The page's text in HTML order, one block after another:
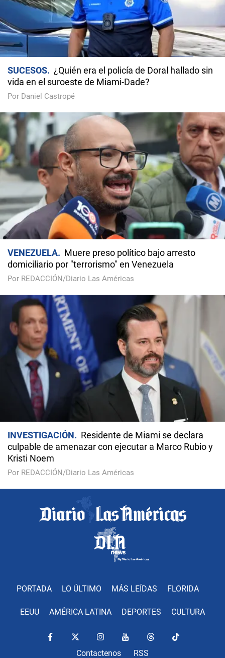
SUCESOS
¿Quién era el policía de Doral hallado sin
vida en el suroeste de Miami-Dade?
Por Daniel Castropé
VENEZUELA
Muere preso político bajo arresto
domiciliario por "terrorismo" en Venezuela
Por REDACCIÓN/Diario Las Américas
INVESTIGACIÓN
Residente de Miami se declara
culpable de amenazar con ejecutar a Marco Rubio y
Kristi Noem
Por REDACCIÓN/Diario Las Américas
PORTADA LO ÚLTIMO MÁS LEÍDAS FLORIDA
EEUU AMÉRICA LATINA DEPORTES CULTURA
Contactenos RSS